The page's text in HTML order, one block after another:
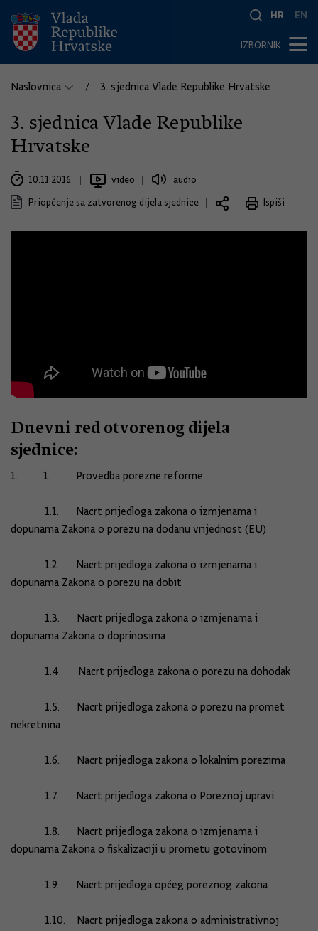
HR EN
IZBORNIK
Naslovnica 3. sjednica Vlade Republike Hrvatske
3. sjednica Vlade Republike
Hrvatske
10.11.2016. video
audio
Priopćenje sa zatvorenog dijela sjednice
Ispiši
Dnevni red otvorenog dijela
sjednice:
1. 1. Provedba porezne reforme
1.1. Nacrt prijedloga zakona o izmjenama i
dopunama Zakona o porezu na dodanu vrijednost (EU)
1.2. Nacrt prijedloga zakona o izmjenama i
dopunama Zakona o porezu na dobit
1.3. Nacrt prijedloga zakona o izmjenama i
dopunama Zakona o doprinosima
1.4. Nacrt prijedloga zakona o porezu na dohodak
1.5. Nacrt prijedloga zakona o porezu na promet
nekretnina
1.6. Nacrt prijedloga zakona o lokalnim porezima
1.7. Nacrt prijedloga zakona o Poreznoj upravi
1.8. Nacrt prijedloga zakona o izmjenama i
dopunama Zakona o fiskalizaciji u prometu gotovinom
1.9. Nacrt prijedloga općeg poreznog zakona
1.10. Nacrt prijedloga zakona o administrativnoj